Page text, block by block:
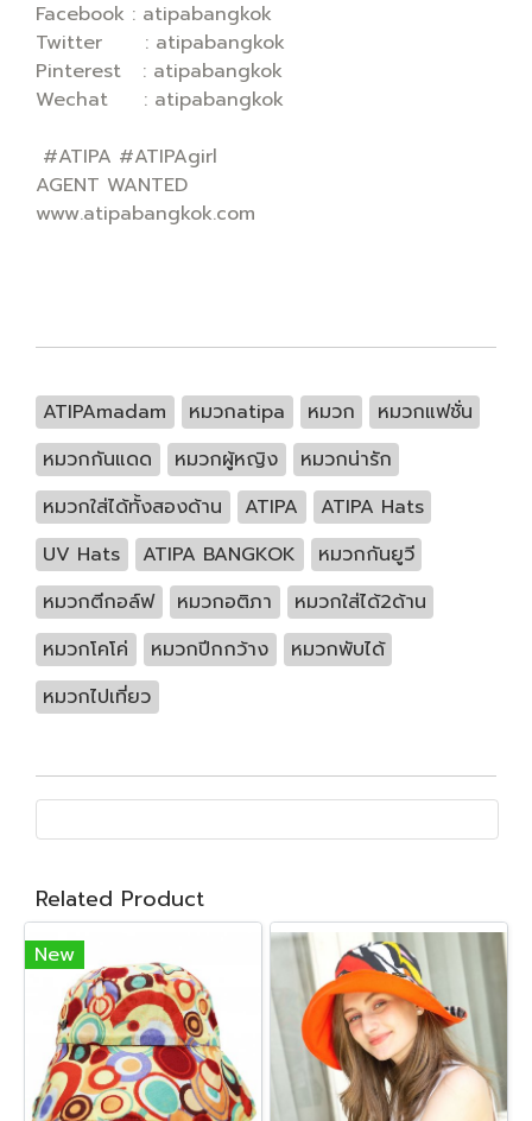
Facebook : atipabangkok
Twitter : atipabangkok
Pinterest : atipabangkok
Wechat : atipabangkok
#ATIPA #ATIPAgirl
AGENT WANTED
www.atipabangkok.com
ATIPAmadam หมวกatipa หมวก
หมวกแฟชั่น
หมวกกันแดด
หมวกผู้หญิง
หมวกน่ารัก
หมวกใส่ได้ทั้งสองด้าน
ATIPA
ATIPA Hats
UV Hats
ATIPA BANGKOK
หมวกกันยูวี
หมวกตีกอล์ฟ
หมวกอติภา
หมวกใส่ได้2ด้าน
หมวกโคโค่
หมวกปีกกว้าง
หมวกพับได้
หมวกไปเที่ยว
Related Product
New